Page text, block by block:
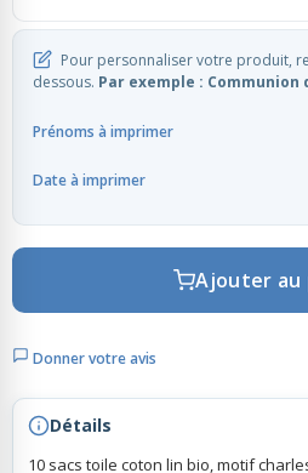
Rubans Tulle Organdi
Scrapbooking, Loisirs Créatifs
Pour personnaliser votre produit,
dessous. Par exemple : Communion
Prénoms à imprimer
Date à imprimer
Ajouter au
Donner votre avis
Détails
10 sacs toile coton lin bio, motif